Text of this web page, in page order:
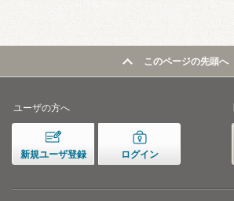
このページの先頭へ
ユーザの方へ
新規ユーザ登録 ログイン